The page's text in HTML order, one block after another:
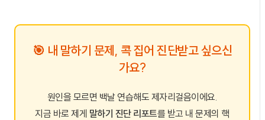
🎯 내 말하기 문제, 콕 집어 진단받고 싶으신
가요?
원인을 모르면 백날 연습해도 제자리걸음이에요.
지금 바로 제게 말하기 진단 리포트를 받고 내 문제의 핵